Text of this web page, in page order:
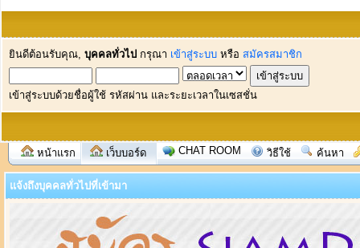
ยินดีต้อนรับคุณ, บุคคลทั่วไป กรุณา เข้าสู่ระบบ หรือ สมัครสมาชิก
เข้าสู่ระบบด้วยชื่อผู้ใช้ รหัสผ่าน และระยะเวลาในเซสชั่น
หน้าแรก เว็บบอร์ด CHAT ROOM วิธีใช้ ค้นหา
แจ้งถึงบุคคลทั่วไปที่เข้ามา